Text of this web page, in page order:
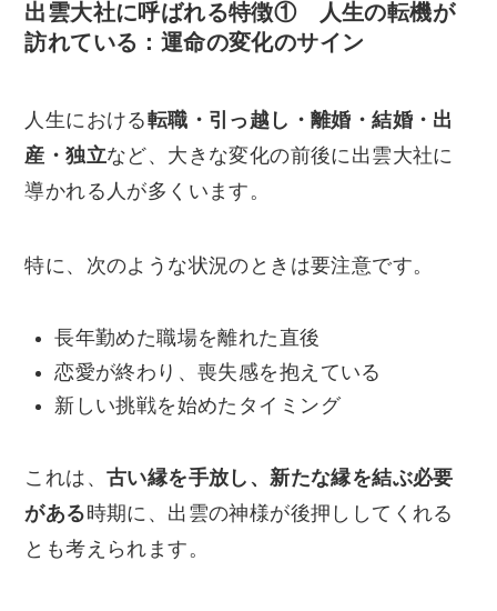
出雲大社に呼ばれる特徴① 人生の転機が
訪れている：運命の変化のサイン
人生における転職・引っ越し・離婚・結婚・出
産・独立など、大きな変化の前後に出雲大社に
導かれる人が多くいます。
特に、次のような状況のときは要注意です。
長年勤めた職場を離れた直後
恋愛が終わり、喪失感を抱えている
新しい挑戦を始めたタイミング
これは、古い縁を手放し、新たな縁を結ぶ必要
がある時期に、出雲の神様が後押ししてくれる
とも考えられます。